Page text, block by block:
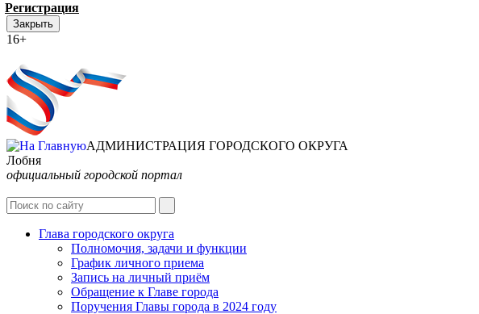
Регистрация
Закрыть
16+
АДМИНИСТРАЦИЯ ГОРОДСКОГО ОКРУГА
Лобня
официальный городской портал
Глава городского округа
Полномочия, задачи и функции
График личного приема
Запись на личный приём
Обращение к Главе города
Поручения Главы города в 2024 году